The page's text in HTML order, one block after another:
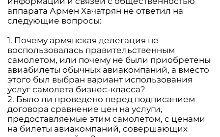
аппарата Армен Хачатрян не ответил на
следующие вопросы:
1. Почему армянская делегация не
воспользовалась правительственным
самолетом, или почему не были приобретены
авиабилеты обычных авиакомпаний, а вместо
этого был выбран вариант использования
услуг самолета бизнес-класса?
2. Было ли проведено перед подписанием
договора сравнение цен на услуги,
предоставляемые этим самолетом, с ценами
на билеты авиакомпаний, совершающих